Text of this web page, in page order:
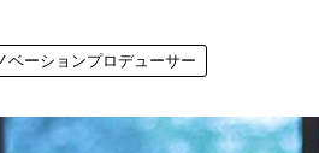
ベーションプロデューサー